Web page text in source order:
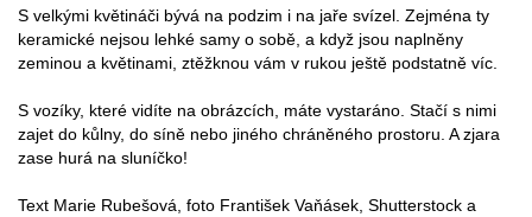
S velkými květináči bývá na podzim i na jaře svízel. Zejména ty
keramické nejsou lehké samy o sobě, a když jsou naplněny
zeminou a květinami, ztěžknou vám v rukou ještě podstatně víc.
S vozíky, které vidíte na obrázcích, máte vystaráno. Stačí s nimi
zajet do kůlny, do síně nebo jiného chráněného prostoru. A zjara
zase hurá na sluníčko!
Text Marie Rubešová, foto František Vaňásek, Shutterstock a